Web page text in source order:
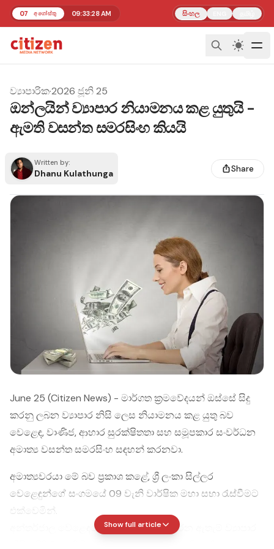
07 අගෝස්තු 09:33:29 AM සිංහල
ව්‍යාපාරික·2026 ජූනි 25
ඔන්ලයින් ව්‍යාපාර නියාමනය කළ යුතුයි -
ඇමති වසන්ත සමරසිංහ කියයි
Written by:
Dhanu Kulathunga Share
June 25 (Citizen News) - මාර්ගත ක්‍රමවේදයන් ඔස්සේ සිදු
කරනු ලබන ව්‍යාපාර නිසි ලෙස නියාමනය කළ යුතු බව
වෙළෙඳ, වාණිජ, ආහාර සුරක්ෂිතතා සහ සමූපකාර සංවර්ධන
අමාත්‍ය වසන්ත සමරසිංහ සඳහන් කරනවා.
අමාත්‍යවරයා මේ බව ප්‍රකාශ කළේ, ශ්‍රී ලංකා සිල්ලර
වෙළෙඳුන්ගේ සංගමයේ 09 වැනි වාර්ෂික මහා සභා රැස්වීමට
එක්වෙමින්.
අන්තර්ජාල වෙළෙඳපොළ හරහා සිදුකෙරෙන ඇතැම් ව්‍යාපාර
Show full article